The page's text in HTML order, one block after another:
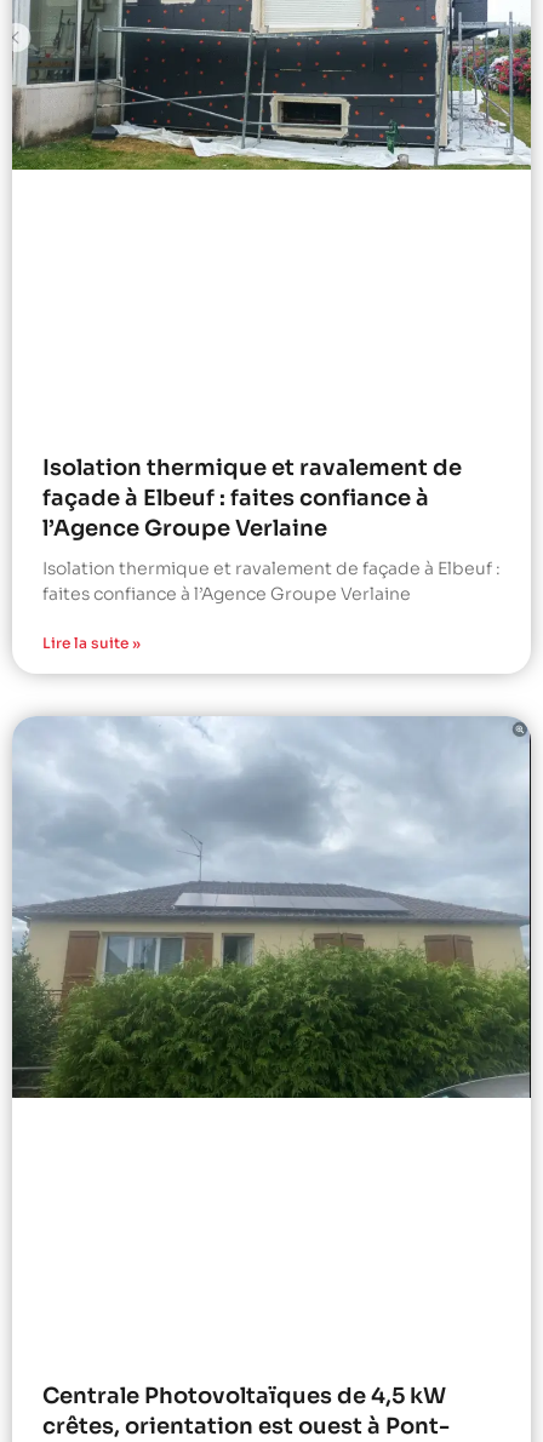
Isolation thermique et ravalement de
façade à Elbeuf : faites confiance à
l’Agence Groupe Verlaine
Isolation thermique et ravalement de façade à Elbeuf :
faites confiance à l’Agence Groupe Verlaine
Lire la suite »
Centrale Photovoltaïques de 4,5 kW
crêtes, orientation est ouest à Pont-